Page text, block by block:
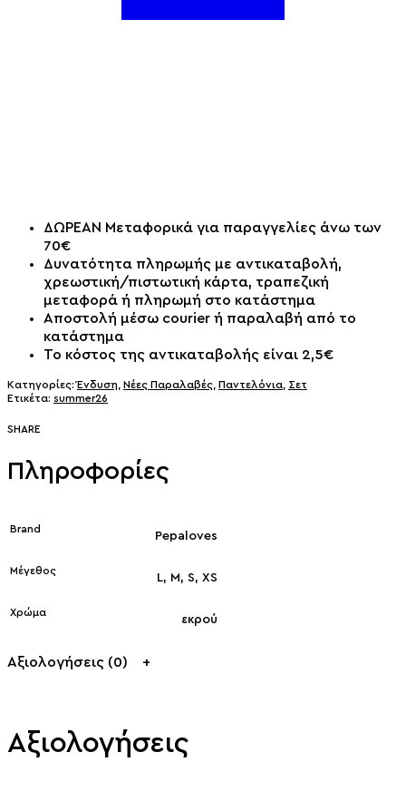
ΔΩΡΕΑΝ Μεταφορικά για παραγγελίες άνω των
70€
Δυνατότητα πληρωμής με αντικαταβολή,
χρεωστική/πιστωτική κάρτα, τραπεζική
μεταφορά ή πληρωμή στο κατάστημα
Αποστολή μέσω courier ή παραλαβή από το
κατάστημα
Το κόστος της αντικαταβολής είναι 2,5€
Κατηγορίες:Ένδυση Νέες Παραλαβές Παντελόνια Σετ
Ετικέτα: summer26
SHARE
Πληροφορίες
Brand
Pepaloves
Μέγεθος
L, M, S, XS
Χρώμα
εκρού
Αξιολογήσεις (0)
Αξιολογήσεις